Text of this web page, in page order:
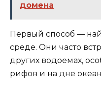
домена
Первый способ —
среде. Они часто
других водоемах,
рифов и на дне